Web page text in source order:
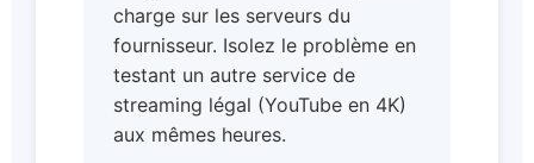
charge sur les serveurs du
fournisseur. Isolez le problème en
testant un autre service de
streaming légal (YouTube en 4K)
aux mêmes heures.